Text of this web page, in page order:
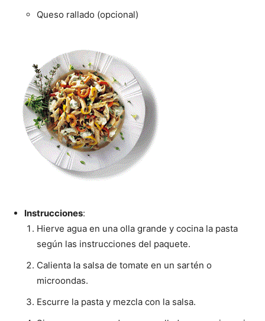
Queso rallado (opcional)
Instrucciones:
Hierve agua en una olla grande y cocina la pasta
según las instrucciones del paquete.
Calienta la salsa de tomate en un sartén o
microondas.
Escurre la pasta y mezcla con la salsa.